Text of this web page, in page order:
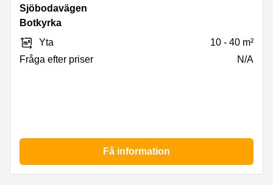
Sjöbodavägen,
2,
Sjöbodavägen
Botkyrka
Yta
10 - 40 m²
Fråga efter priser
N/A
Få information